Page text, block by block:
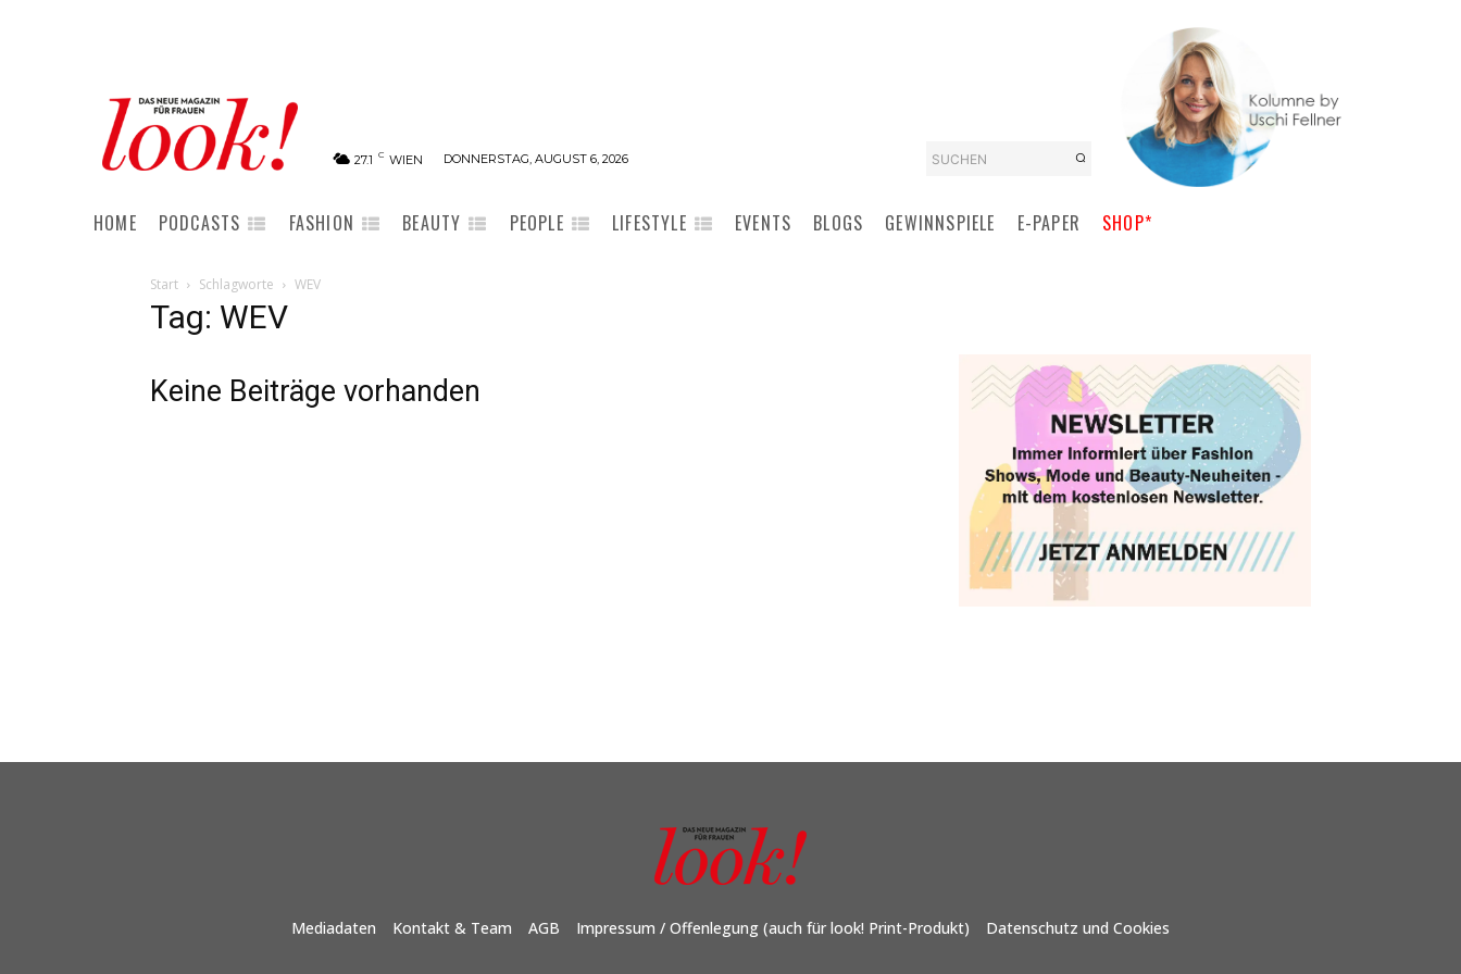
27.1 C WIEN DONNERSTAG, AUGUST 6, 2026 SUCHEN
HOME PODCASTS FASHION BEAUTY PEOPLE LIFESTYLE EVENTS BLOGS GEWINNSPIELE E-PAPER SHOP*
Start Schlagworte WEV
Tag: WEV
Keine Beiträge vorhanden
Mediadaten Kontakt & Team AGB Impressum / Offenlegung (auch für look! Print-Produkt) Datenschutz und Cookies